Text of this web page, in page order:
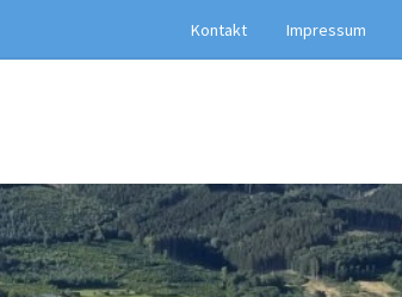
Kontakt Impressum